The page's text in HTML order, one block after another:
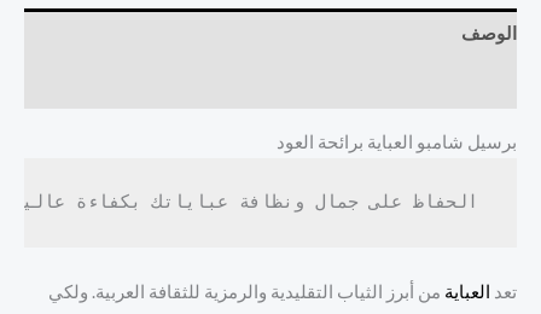
الوصف
برسيل شامبو العباية برائحة العود
الحفاظ على جمال ونظافة عباياتك بكفاءة عالية"
تعد العباية من أبرز الثياب التقليدية والرمزية للثقافة العربية. ولكي